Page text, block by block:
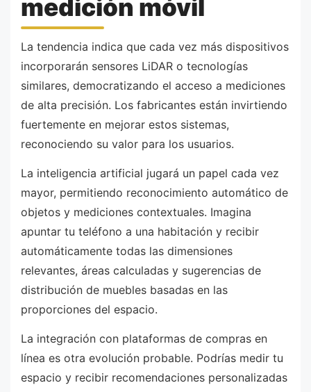
medición móvil
La tendencia indica que cada vez más dispositivos
incorporarán sensores LiDAR o tecnologías
similares, democratizando el acceso a mediciones
de alta precisión. Los fabricantes están invirtiendo
fuertemente en mejorar estos sistemas,
reconociendo su valor para los usuarios.
La inteligencia artificial jugará un papel cada vez
mayor, permitiendo reconocimiento automático de
objetos y mediciones contextuales. Imagina
apuntar tu teléfono a una habitación y recibir
automáticamente todas las dimensiones
relevantes, áreas calculadas y sugerencias de
distribución de muebles basadas en las
proporciones del espacio.
La integración con plataformas de compras en
línea es otra evolución probable. Podrías medir tu
espacio y recibir recomendaciones personalizadas